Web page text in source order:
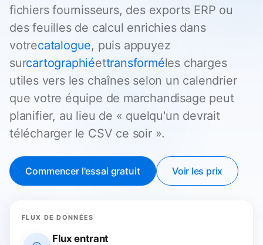
fichiers fournisseurs, des exports ERP ou
des feuilles de calcul enrichies dans
votrecatalogue, puis appuyez
surcartographiéettransforméles charges
utiles vers les chaînes selon un calendrier
que votre équipe de marchandisage peut
planifier, au lieu de « quelqu'un devrait
télécharger le CSV ce soir ».
Commencer l'essai gratuit Voir les prix
FLUX DE DONNÉES
Flux entrant